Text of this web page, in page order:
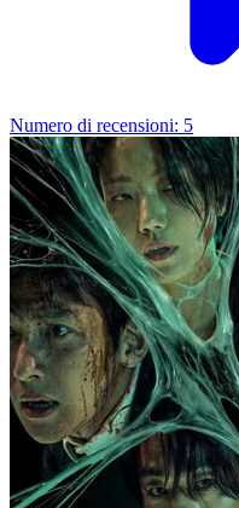
Numero di recensioni: 5